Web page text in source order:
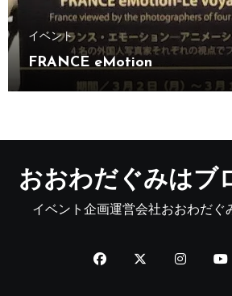
イベント
FRANCE eMotion
おおわだぐみはブ
イベント企画運営会社おおわだぐ